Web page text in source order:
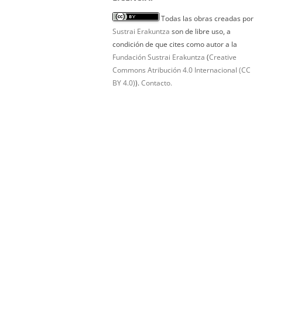
Todas las obras creadas por
Sustrai Erakuntza son de libre uso, a
condición de que cites como autor a la
Fundación Sustrai Erakuntza (Creative
Commons Atribución 4.0 Internacional (CC
BY 4.0)).Contacto.